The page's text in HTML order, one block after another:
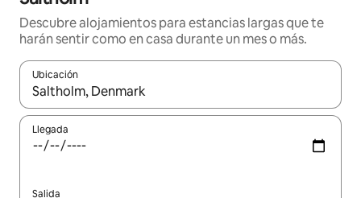
Descubre alojamientos para estancias largas que te
harán sentir como en casa durante un mes o más.
Ubicación
Cuando los resultados estén disponibles, podrás navegar
Llegada
Salida